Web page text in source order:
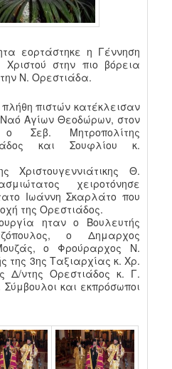
εορτάστηκε η Γέννηση
στην πιο βόρεια
Ν. Ορεστιάδα.
πιστών κατέκλεισαν
Ναό Αγίων Θεοδώρων, στον
ο Σεβ. Μητροπολίτης
και Σουφλίου κ.
Χριστουγεννιάτικης Θ.
χειροτόνησε
Ιωάννη Σκαρλάτο που
της Ορεστιάδος.
ηταν ο Βουλευτής
ο Δημαρχος
ο Φρούραρχος Ν.
της 3ης Ταξιαρχίας κ. Χρ.
Δ/ντης Ορεστιάδος κ. Γ.
και εκπρόσωποι